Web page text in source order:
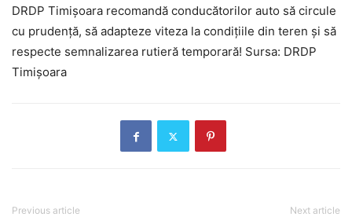
DRDP Timișoara recomandă conducătorilor auto să circule
cu prudență, să adapteze viteza la condițiile din teren și să
respecte semnalizarea rutieră temporară! Sursa: DRDP
Timișoara
Previous article Next article